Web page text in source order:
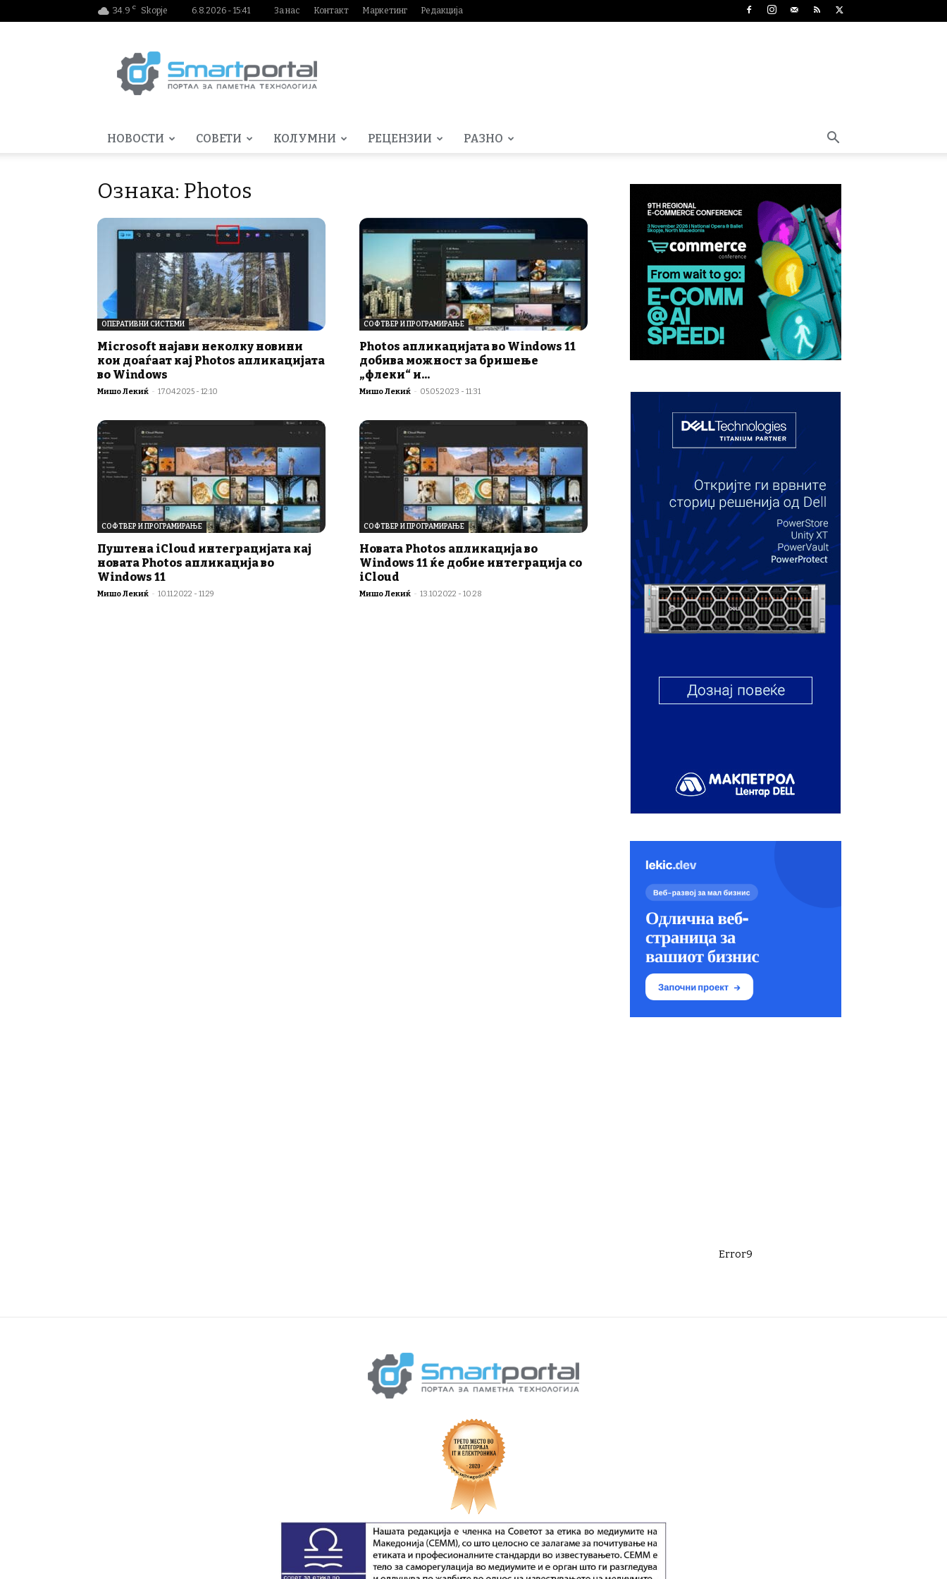
34.9 C Skopje 6.8.2026 - 15:41 За нас Контакт Маркетинг Редакција
НОВОСТИ СОВЕТИ КОЛУМНИ РЕЦЕНЗИИ РАЗНО
Ознака: Photos
ОПЕРАТИВНИ СИСТЕМИ
Microsoft најави неколку новини
кои доаѓаат кај Photos апликацијата
во Windows
Мишо Лекиќ - 17.04.2025 - 12:10
СОФТВЕР И ПРОГРАМИРАЊЕ
Photos апликацијата во Windows 11
добива можност за бришење
„флеки“ и...
Мишо Лекиќ - 05.05.2023 - 11:31
СОФТВЕР И ПРОГРАМИРАЊЕ
Пуштена iCloud интеграцијата кај
новата Photos апликација во
Windows 11
Мишо Лекиќ - 10.11.2022 - 11:29
СОФТВЕР И ПРОГРАМИРАЊЕ
Новата Photos апликација во
Windows 11 ќе добие интеграција со
iCloud
Мишо Лекиќ - 13.10.2022 - 10:28
Error9